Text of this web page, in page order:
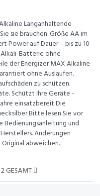
Langanhaltende
sie brauchen. Größe AA im
Power auf Dauer – bis zu 10
Batterie ohne
der Energizer MAX Alkaline
ohne Auslaufen.
zu schützen.
Schützt Ihre Geräte -
einsatzbereit Die
Bitte lesen Sie vor
Bedienungsanleitung und
Änderungen
abweichen.
GESAMT